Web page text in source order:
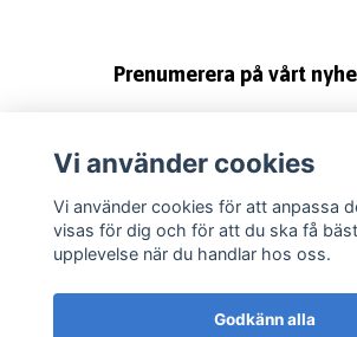
Prenumerera på vårt
Vi använder cookies
Vi använder cookies för att anpassa
visas för dig och för att du ska få
upplevelse när du handlar hos oss.
Godkänn alla